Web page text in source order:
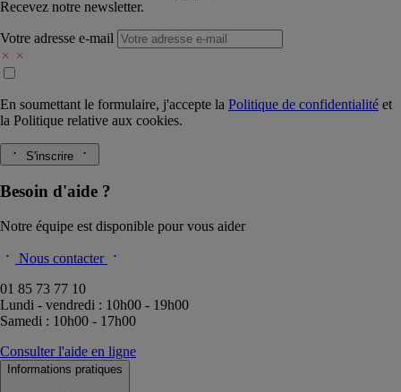
Recevez notre newsletter.
Votre adresse e-mail
En soumettant le formulaire, j'accepte la Politique de confidentialité et
la Politique relative aux cookies.
S'inscrire
Besoin d'aide ?
Notre équipe est disponible pour vous aider
Nous contacter
01 85 73 77 10
Lundi - vendredi : 10h00 - 19h00
Samedi : 10h00 - 17h00
Consulter l'aide en ligne
Informations pratiques